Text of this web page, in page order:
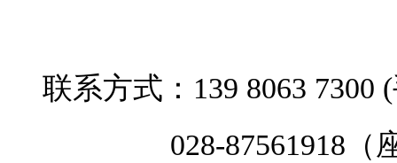
联系方式： 139 8063
028-87561918（座